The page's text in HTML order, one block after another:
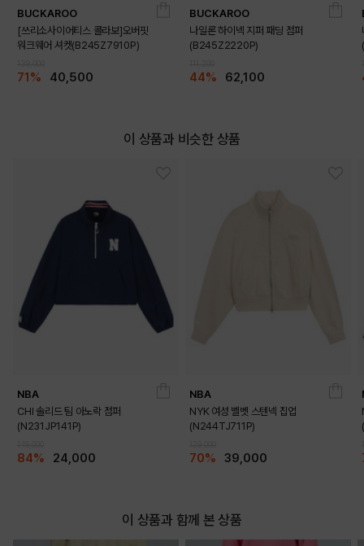
DETAILS
BUCKAROO
[쓰리소사이어티스 콜라보]오버핏
워크웨어 셔켓(B245Z7910P)
71% 40,500
BUCKAROO
나일론 하이넥 지퍼 패딩 점퍼
(B245Z2220P)
44% 62,100
이 상품과 비슷한 상품
NBA
CHI 솔리드 팀 아노락 점퍼
(N231JP141P)
84% 24,000
NBA
NYK 여성 벨벳 스텐넥 집업
(N244TJ711P)
70% 39,000
이 상품과 함께 본 상품